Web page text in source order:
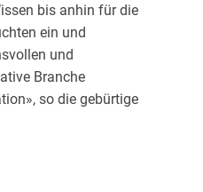
bis anhin für die
ein und
und
Branche
so die gebürtige